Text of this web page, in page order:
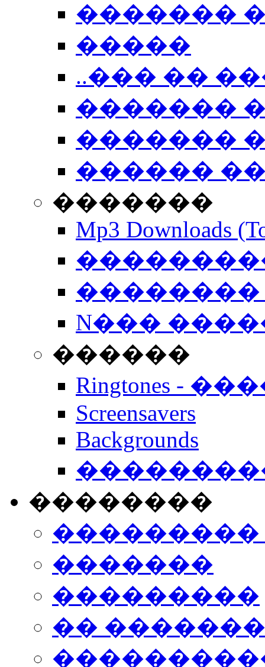
�������
�����
..��� ��
�������
�������
������
�������
Mp3 Downloads
��������
N���
������
Ringtones -
Screensavers
Backgrounds
��������
���������
�������
���������
��